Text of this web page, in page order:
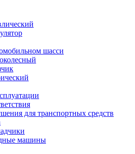
шасси
для транспортных средств
машины